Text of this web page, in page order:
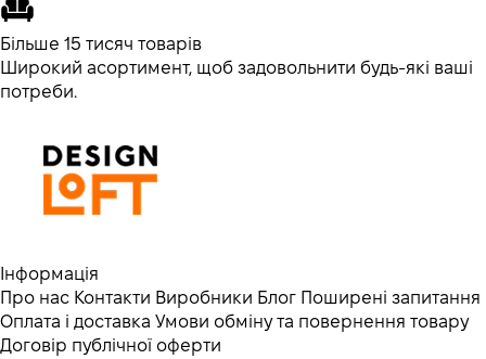
Більше 15 тисяч товарів
Широкий асортимент, щоб задовольнити будь-які ваші
потреби.
Інформація
Про нас Контакти Виробники Блог Поширені запитання
Оплата і доставка Умови обміну та повернення товару
Договір публічної оферти